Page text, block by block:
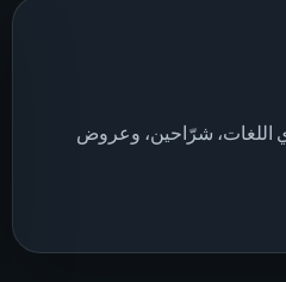
اللغات، شرّاحين، وعروض